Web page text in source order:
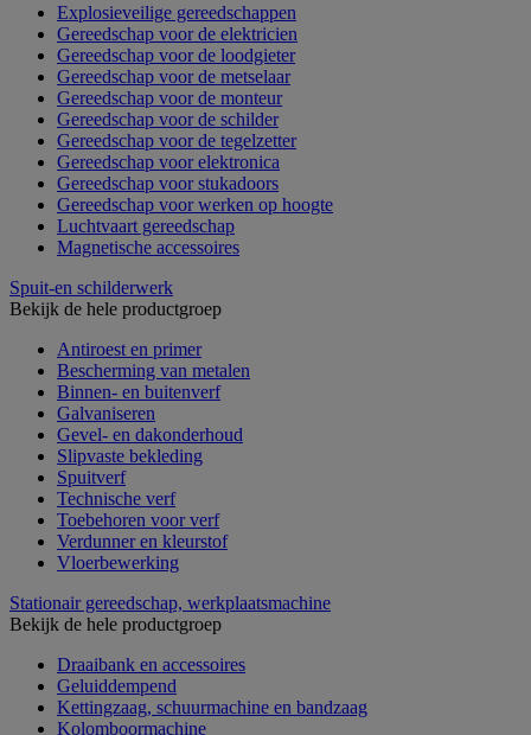
Explosieveilige gereedschappen
Gereedschap voor de elektricien
Gereedschap voor de loodgieter
Gereedschap voor de metselaar
Gereedschap voor de monteur
Gereedschap voor de schilder
Gereedschap voor de tegelzetter
Gereedschap voor elektronica
Gereedschap voor stukadoors
Gereedschap voor werken op hoogte
Luchtvaart gereedschap
Magnetische accessoires
Spuit-en schilderwerk
Bekijk de hele productgroep
Antiroest en primer
Bescherming van metalen
Binnen- en buitenverf
Galvaniseren
Gevel- en dakonderhoud
Slipvaste bekleding
Spuitverf
Technische verf
Toebehoren voor verf
Verdunner en kleurstof
Vloerbewerking
Stationair gereedschap, werkplaatsmachine
Bekijk de hele productgroep
Draaibank en accessoires
Geluiddempend
Kettingzaag, schuurmachine en bandzaag
Kolomboormachine